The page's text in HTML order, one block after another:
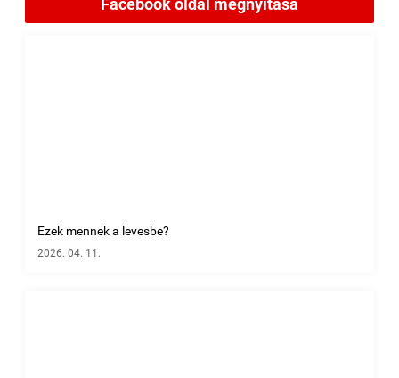
Facebook oldal megnyitása
Ezek mennek a levesbe?
2026. 04. 11.